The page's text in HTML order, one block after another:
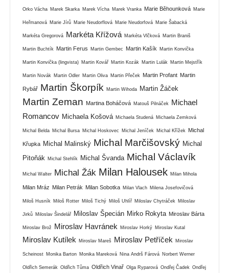
Orko Vácha Marek Skarka Marek Vícha Marek Vranka Marie Běhounková Marie
Heřmanová Marie Jírů Marie Neudorflová Marie Neudorfová Marie Šabacká
Markéta Gregorová Markéta Křížová Markéta Vlčková Martin Braniš
Martin Buchtík Martin Ferus Martin Gembec Martin Kašík Martin Konvička
Martin Konvička (lingvista) Martin Kovář Martin Kozák Martin Lulák Martin Mejstřík
Martin Novák Martin Odler Martin Oliva Martin Přeček Martin Profant Martin
Rybář Martin Škorpík Martin Wihoda Martin Žáček
Martin Zeman Martina Boháčová Matouš Pilnáček
Michael
Romancov Michaela Košová Michaela Studená Michaela Zemková
Michal Belda Michal Bursa Michal Hoskovec Michal Jeníček Michal Křížek Michal
Křupka Michal Malinský Michal Marčišovský Michal
Pitoňák
Michal Stehlík Michal Švanda Michal Václavík
Michal Walter Michal Žák Milan Halousek Milan Mihola
Milan Mráz Milan Petrák Milan Sobotka Milan Vlach Milena Josefovičová
Miloš Husník Miloš Rotter Miloš Tichý Miloš Uhlíř Miloslav Chytráček Miloslav
Jirků Miloslav Šindelář Miloslav Špecián Mirko Rokyta Miroslav Bárta
Miroslav Brož Miroslav Havránek Miroslav Horký Miroslav Kutal
Miroslav Kutílek Miroslav Mareš Miroslav Petříček Miroslav
Scheinost Monika Barton Monika Mareková Nina Andrš Fárová Norbert Werner
Oldřich Semerák Oldřich Tůma Oldřich Vinař Olga Ryparová Ondřej Čadek Ondřej